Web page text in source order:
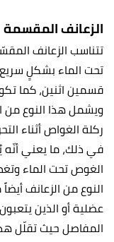
الزعانف المقسمة
تتناسب الزعانف
تحت الماء بشكلٍ
قسمين اثنين، كما
ويشمل هذا النوع
ركلة الغواص أثناء
في ذلك، ما يعني
الغوص تحت الماء
النوع من الزعانف
عضلية أو الذين
المفاصل حيث تقلّل